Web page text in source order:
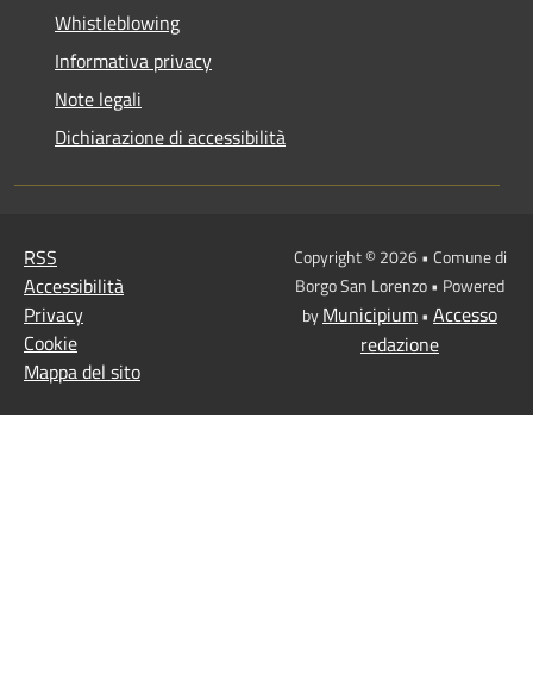
Whistleblowing
Informativa privacy
Note legali
Dichiarazione di accessibilità
RSS
Accessibilità
Privacy
Cookie
Mappa del sito
Copyright © 2026 • Comune di
Borgo San Lorenzo • Powered
byMunicipium• Accesso
redazione